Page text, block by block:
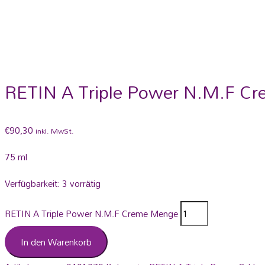
RETIN A Triple Power N.M.F
€90,30 inkl. MwSt.
75 ml
Verfügbarkeit: 3 vorrätig
RETIN A Triple Power N.M.F Creme Menge
In den Warenkorb